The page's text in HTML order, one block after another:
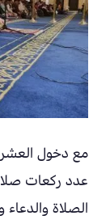
مع دخول العشر
عدد ركعات
الصلاة